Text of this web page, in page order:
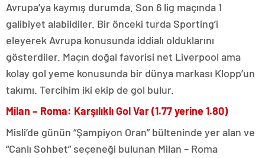
Avrupa’ya kaymış durumda. Son 6 lig maçında 1
galibiyet alabildiler. Bir önceki turda Sporting’i
eleyerek Avrupa konusunda iddialı olduklarını
gösterdiler. Maçın doğal favorisi net Liverpool ama
kolay gol yeme konusunda bir dünya markası Klopp’un
takımı. Tercihim iki ekip de gol bulur.
Milan – Roma: Karşılıklı Gol Var (1.77 yerine 1.80)
Misli’de günün “Şampiyon Oran” bülteninde yer alan ve
“Canlı Sohbet” seçeneği bulunan Milan – Roma